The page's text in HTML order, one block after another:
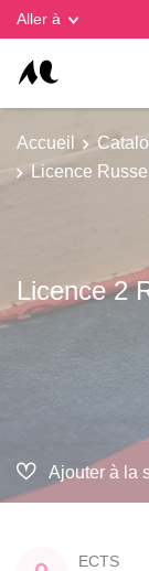
Aller à
Accueil
Licence
Licence 2
Ajouter à la
ECTS
Gestion des cookies